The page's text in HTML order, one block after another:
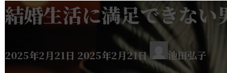
結婚生活に満足できない
2025年2月21日 終
2025年2月21日 池田弘子